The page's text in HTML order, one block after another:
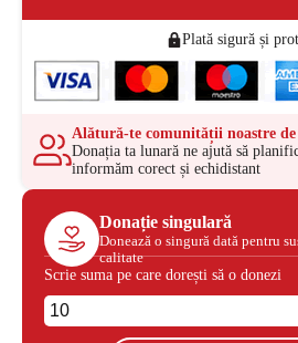
Plată sigură și
Alătură-te comunității noastre
Donația ta lunară ne ajută să
informăm corect și echidistant
Donație singulară
Donează o singură dată pentru
calitate
Scrie suma pe care dorești să o donezi